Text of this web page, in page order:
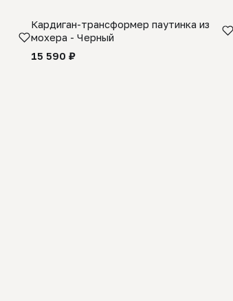
Кардиган-трансформер паутинка из
мохера - Черный
15 590 ₽